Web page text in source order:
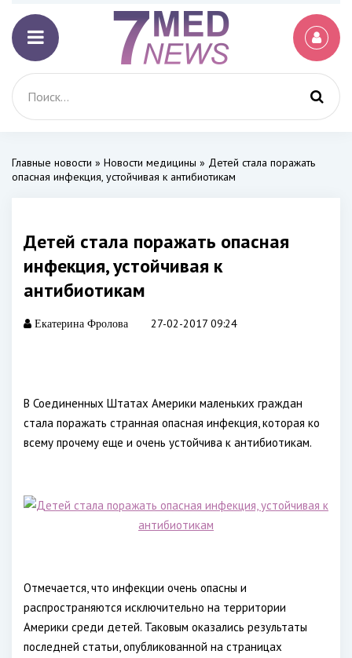
Главные новости » Новости медицины » Детей стала поражать
опасная инфекция, устойчивая к антибиотикам
Детей стала поражать опасная
инфекция, устойчивая к
антибиотикам
Екатерина Фролова 27-02-2017 09:24
В Соединенных Штатах Америки маленьких граждан
стала поражать странная опасная инфекция, которая ко
всему прочему еще и очень устойчива к антибиотикам.
Отмечается, что инфекции очень опасны и
распространяются исключительно на территории
Америки среди детей. Таковым оказались результаты
последней статьи, опубликованной на страницах